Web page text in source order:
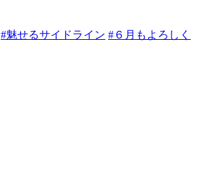
#魅せるサイドライン #６月もよろしく